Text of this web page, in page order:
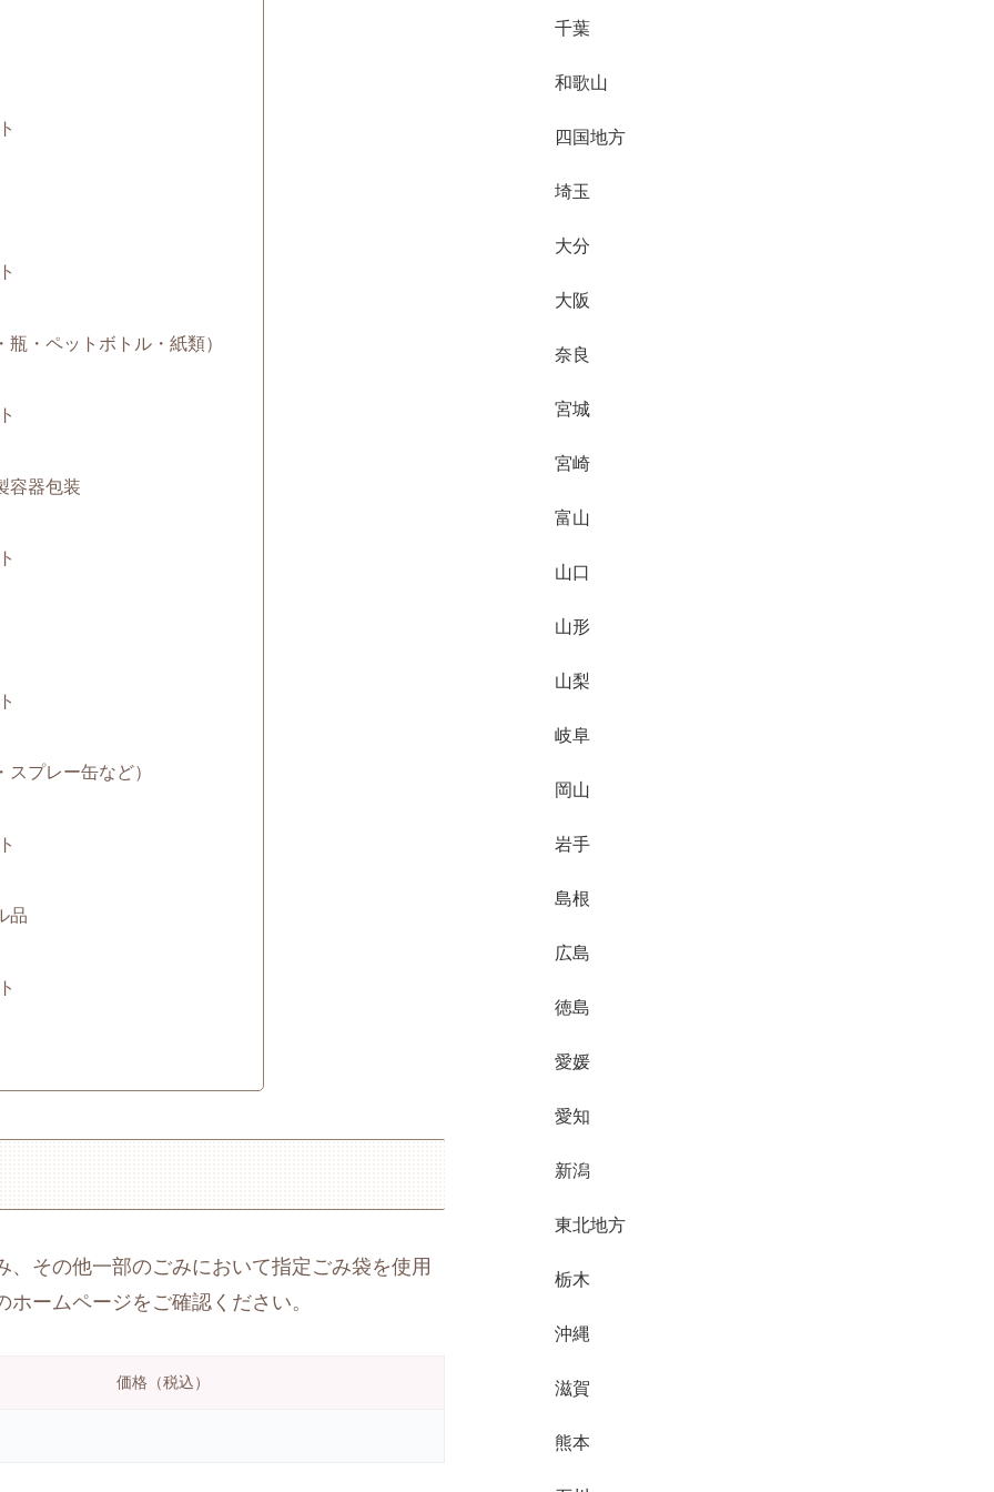
瓶・ペットボトル・紙類）
容器包装
プレー缶など）
品
その他一部のごみにおいて指定ごみ袋を使用
ームページをご確認ください。
価格（税込）
千葉
和歌山
四国地方
埼玉
大分
大阪
奈良
宮城
宮崎
富山
山口
山形
山梨
岐阜
岡山
岩手
島根
広島
徳島
愛媛
愛知
新潟
東北地方
栃木
沖縄
滋賀
熊本